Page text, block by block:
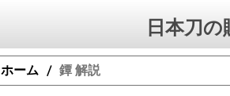
日本刀
ホーム / 鐔 解説